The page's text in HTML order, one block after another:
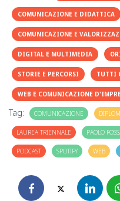
COMUNICAZIONE E DIDATTICA
COMUNICAZIONE E
DIGITAL E MULTIMEDIA
STORIE E PERCORSI TUTTI
WEB E COMUNICAZIONE
Tag: COMUNICAZIONE
LAUREA TRIENNALE PAOLO
PODCAST SPOTIFY WEB